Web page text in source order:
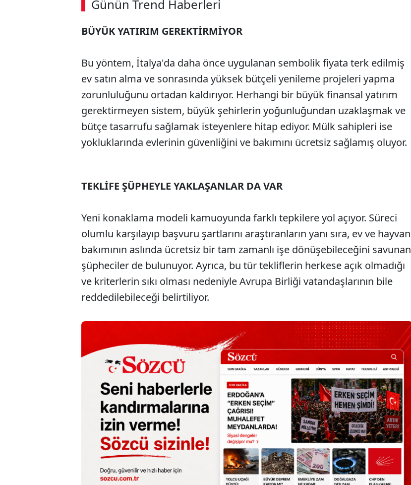
Günün Trend Haberleri
BÜYÜK YATIRIM GEREKTİRMİYOR
Bu yöntem, İtalya'da daha önce uygulanan sembolik fiyata terk edilmiş
ev satın alma ve sonrasında yüksek bütçeli yenileme projeleri yapma
zorunluluğunu ortadan kaldırıyor. Herhangi bir büyük finansal yatırım
gerektirmeyen sistem, büyük şehirlerin yoğunluğundan uzaklaşmak ve
bütçe tasarrufu sağlamak isteyenlere hitap ediyor. Mülk sahipleri ise
yokluklarında evlerinin güvenliğini ve bakımını ücretsiz sağlamış oluyor.
TEKLİFE ŞÜPHEYLE YAKLAŞANLAR DA VAR
Yeni konaklama modeli kamuoyunda farklı tepkilere yol açıyor. Süreci
olumlu karşılayıp başvuru şartlarını araştıranların yanı sıra, ev ve hayvan
bakımının aslında ücretsiz bir tam zamanlı işe dönüşebileceğini savunan
şüpheciler de bulunuyor. Ayrıca, bu tür tekliflerin herkese açık olmadığı
ve kriterlerin sıkı olması nedeniyle Avrupa Birliği vatandaşlarının bile
reddedilebileceği belirtiliyor.